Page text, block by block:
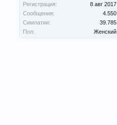
Регистрация:
8 авг 2017
Сообщения:
4.550
Симпатии:
39.785
Пол:
Женский